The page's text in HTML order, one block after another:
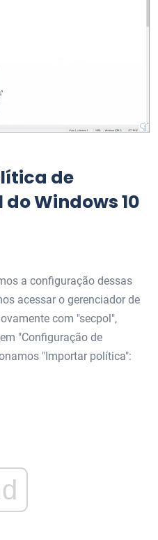
de
Windows 10
a configuração dessas
acessar o gerenciador de
com "secpol",
"Configuração de
"Importar política":